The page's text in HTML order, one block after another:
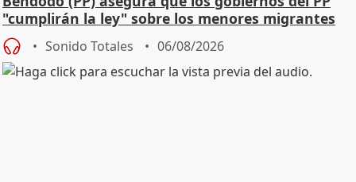
"cumplirán la ley" sobre los menores migrantes
Sonido Totales 06/08/2026